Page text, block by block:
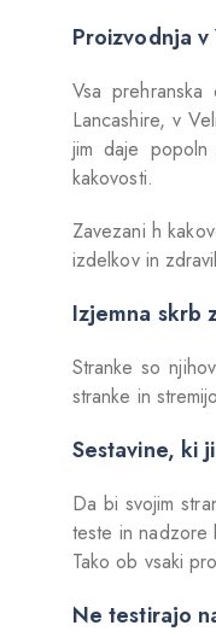
Proizvodnja
Vsa
Lancashire, v
jim daje popoln
kakovosti.
Zavezani h
izdelkov in
Izjemna skrb
Stranke so
stranke in
Sestavine, ki
Da bi svojim
teste in nadzore
Tako ob vsaki
Ne testirajo